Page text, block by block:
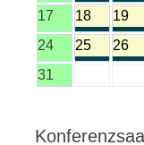
17
18 19
24
25 26
31